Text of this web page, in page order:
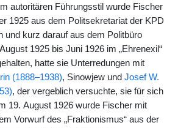
autoritären Führungsstil wurde Fischer
1925 aus dem Politsekretariat der KPD
und kurz darauf aus dem Politbüro
1925 bis Juni 1926 im „Ehrenexil“
hatte sie Unterredungen mit
(1888–1938), Sinowjew und Josef W.
, der vergeblich versuchte, sie für sich
19. August 1926 wurde Fischer mit
Vorwurf des „Fraktionismus“ aus der